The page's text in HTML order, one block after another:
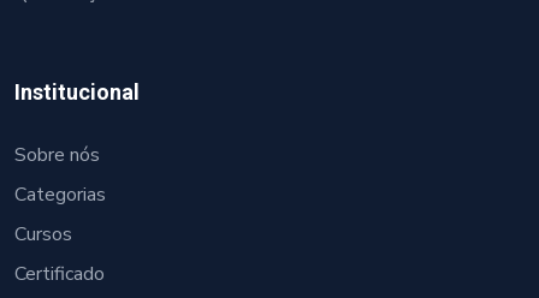
Institucional
Sobre nós
Categorias
Cursos
Certificado